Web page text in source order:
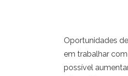
Oportunidades
em trabalhar
possível